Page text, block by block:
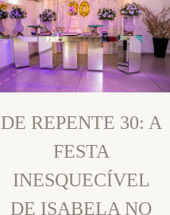
DE REPENTE 30: A
FESTA
INESQUECÍVEL
DE ISABELA NO